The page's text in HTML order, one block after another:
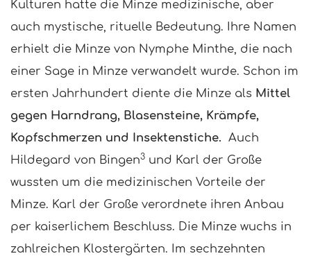
Kulturen hatte die Minze medizinische, aber
auch mystische, rituelle Bedeutung. Ihre Namen
erhielt die Minze von Nymphe Minthe, die nach
einer Sage in Minze verwandelt wurde. Schon im
ersten Jahrhundert diente die Minze als Mittel
gegen Harndrang, Blasensteine, Krämpfe,
Kopfschmerzen und Insektenstiche.
Auch
Hildegard von Bingen3 und Karl der Große
wussten um die medizinischen Vorteile der
Minze. Karl der Große verordnete ihren Anbau
per kaiserlichem Beschluss. Die Minze wuchs in
zahlreichen Klostergärten. Im sechzehnten